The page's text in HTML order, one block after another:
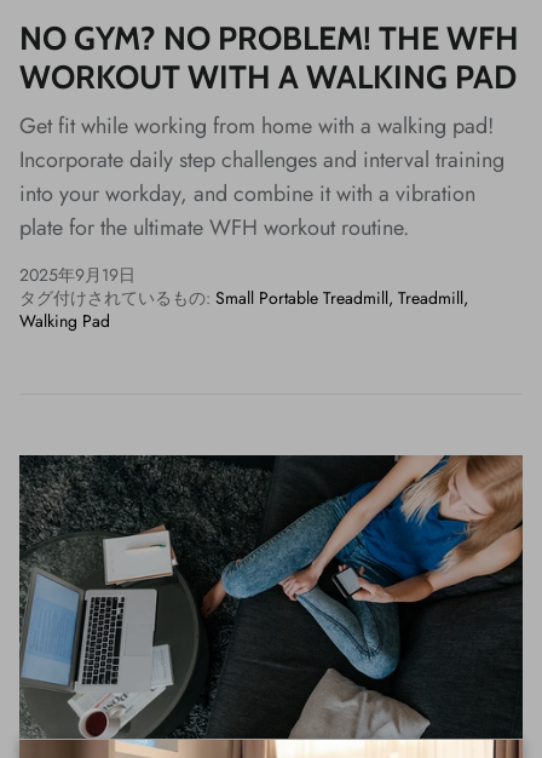
NO GYM? NO PROBLEM! THE WFH
WORKOUT WITH A WALKING PAD
Get fit while working from home with a walking pad!
Incorporate daily step challenges and interval training
into your workday, and combine it with a vibration
plate for the ultimate WFH workout routine.
2025年9月19日
タグ付けされているもの: Small Portable Treadmill Treadmill
Walking Pad